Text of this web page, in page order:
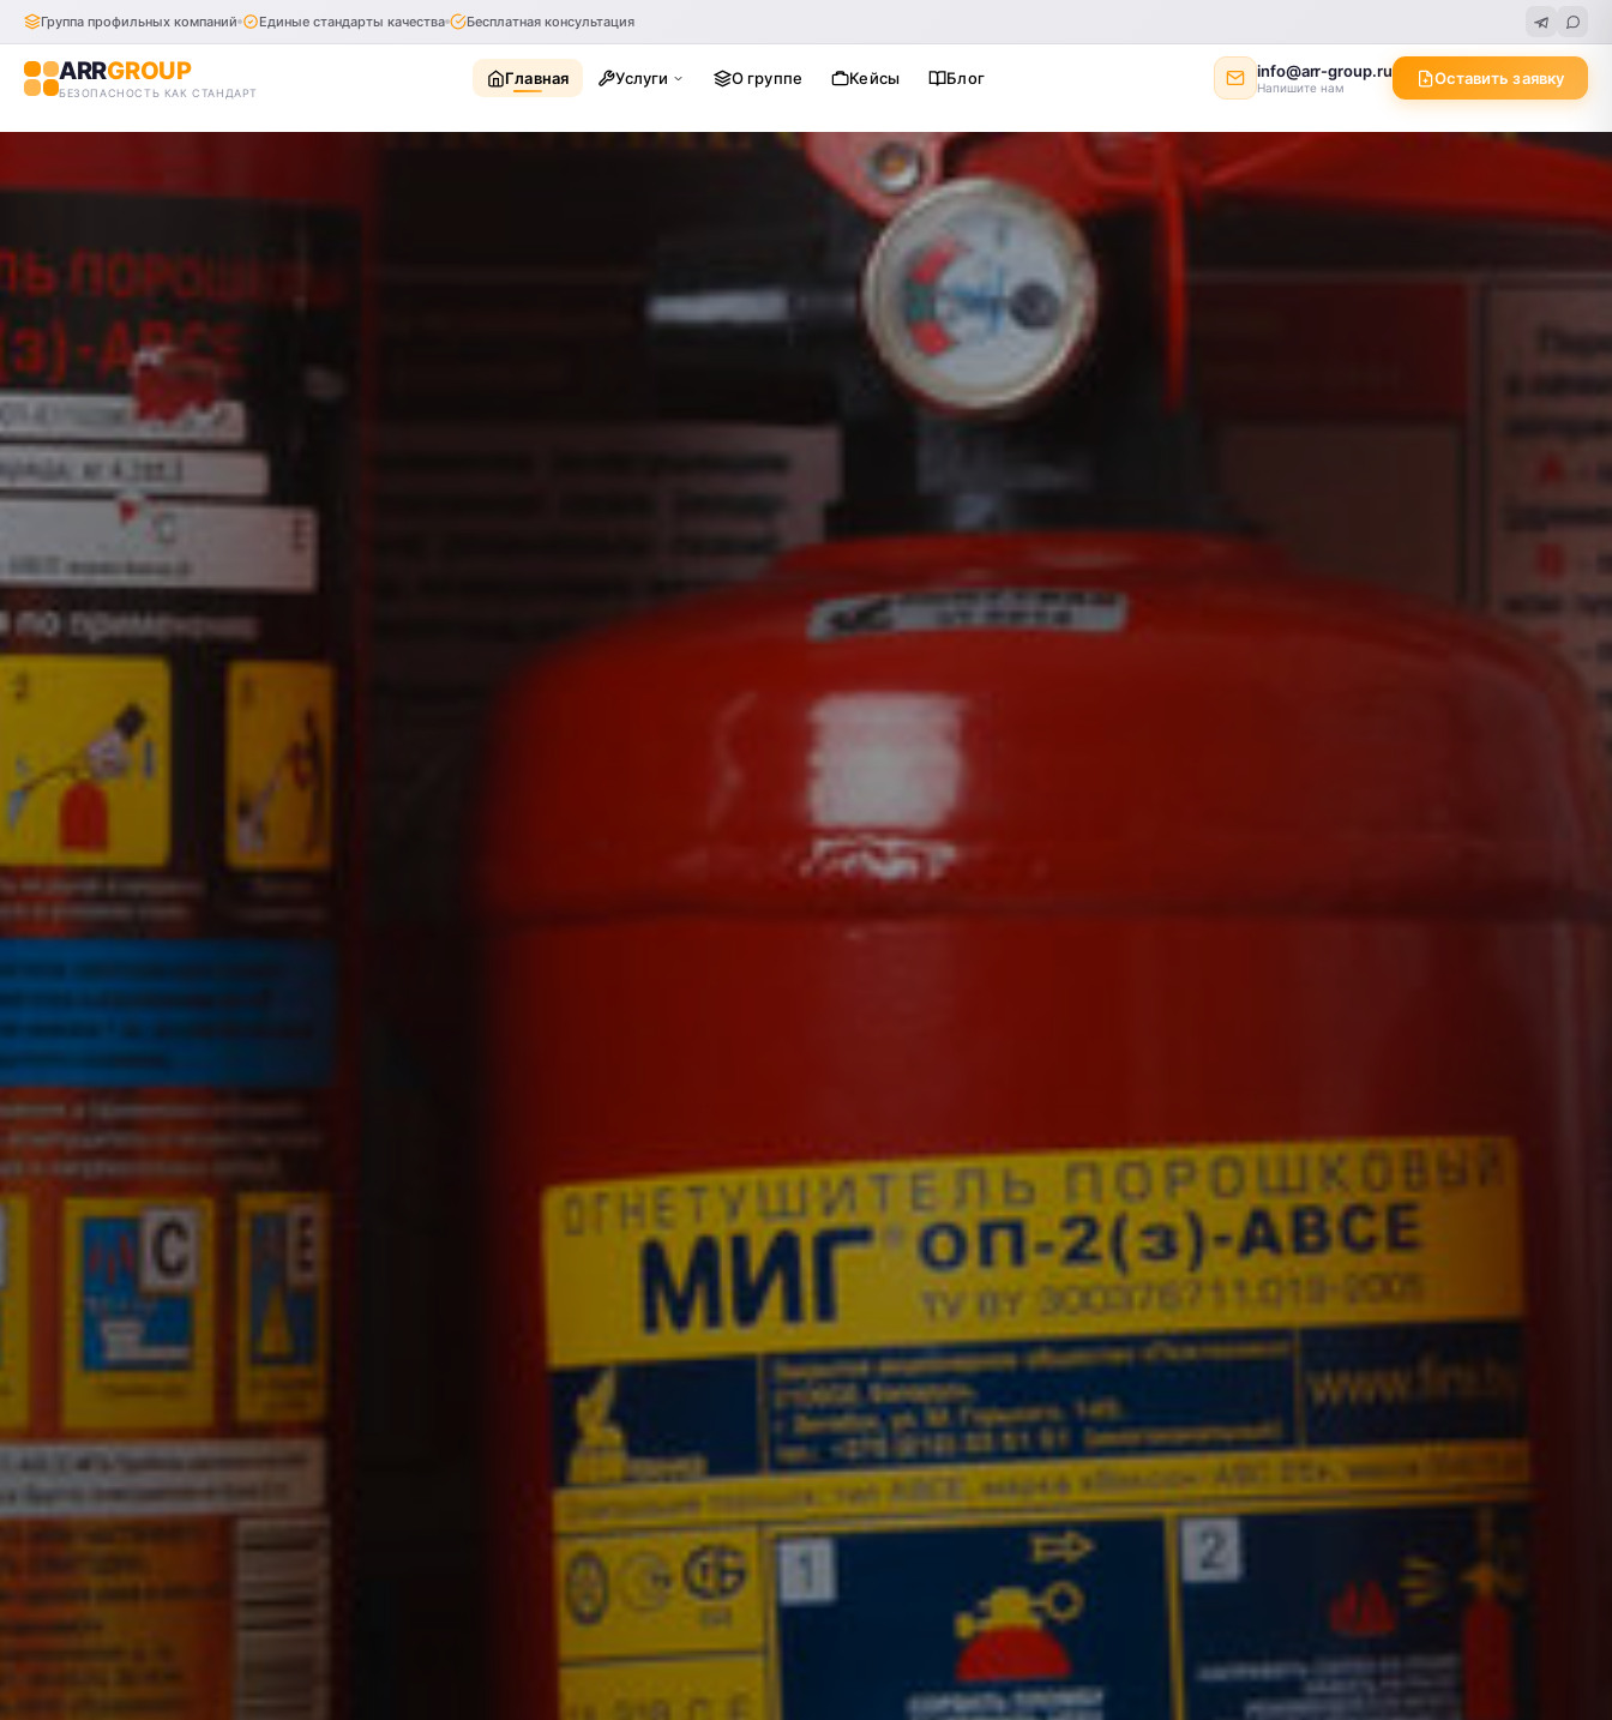
Группа профильных компаний Единые стандарты качества Бесплатная консультация
ARRGROUP
БЕЗОПАСНОСТЬ КАК СТАНДАРТ
Главная Услуги О группе Кейсы Блог info@arr-group.ru
Напишите нам Оставить заявку